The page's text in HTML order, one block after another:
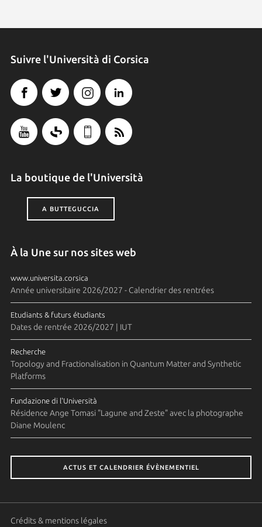
Suivre l'Università di Corsica
La boutique de l'Università
A BUTTEGUCCIA
À la Une sur nos sites web
www.universita.corsica
Année universitaire 2026/2027 - Calendrier des rentrées
Etudiants & futurs étudiants
Dates de rentrée 2026/2027 | IUT
Recherche
Topology and Fractionalisation in Quantum Matter and Synthetic
Platforms
Fundazione di l'Università
Résidence Ange Tomasi "Lagune and Zeste" avec la photographe
Diane Moulenc
ACTUS ET CALENDRIER ÉVÈNEMENTIEL
Crédits & mentions légales